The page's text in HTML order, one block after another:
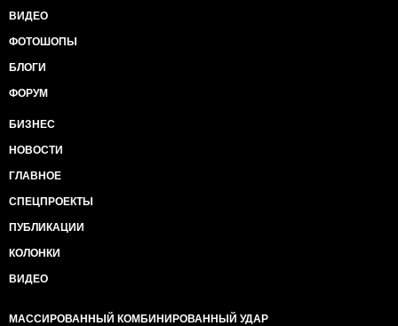
ВИДЕО
ФОТОШОПЫ
БЛОГИ
ФОРУМ
БИЗНЕС
НОВОСТИ
ГЛАВНОЕ
СПЕЦПРОЕКТЫ
ПУБЛИКАЦИИ
КОЛОНКИ
ВИДЕО
МАССИРОВАННЫЙ КОМБИНИРОВАННЫЙ УДАР